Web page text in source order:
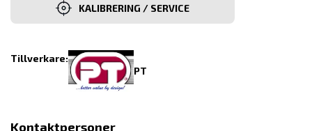
KALIBRERING / SERVICE
Tillverkare:
PT
Kontaktpersoner